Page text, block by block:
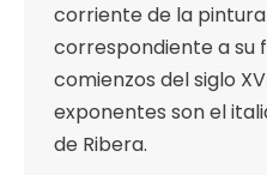
corriente de la
correspondiente a su
comienzos del siglo
exponentes son el
de Ribera.